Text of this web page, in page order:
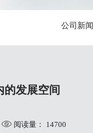
公司新闻
的发展空间
阅读量： 14700